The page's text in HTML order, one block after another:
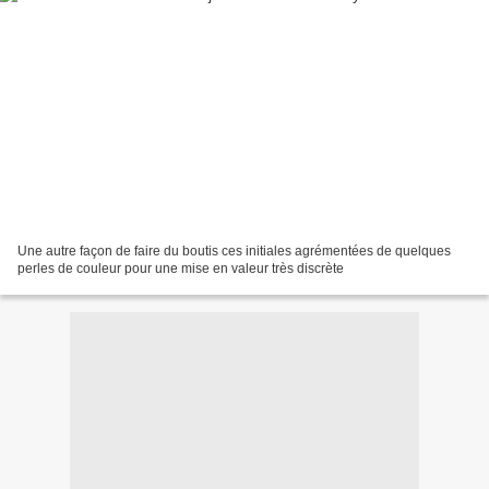
Une autre façon de faire du boutis ces initiales agrémentées de quelques
perles de couleur pour une mise en valeur très discrète